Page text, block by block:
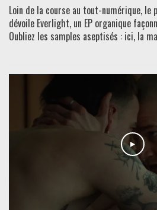
Loin de la course au tout-numérique, le
dévoile Everlight, un EP organique
Oubliez les samples aseptisés : ici, la